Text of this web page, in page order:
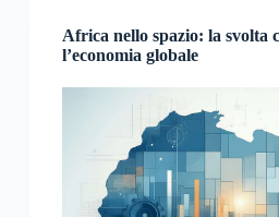
Africa nello spazio: la svolta
l’economia globale